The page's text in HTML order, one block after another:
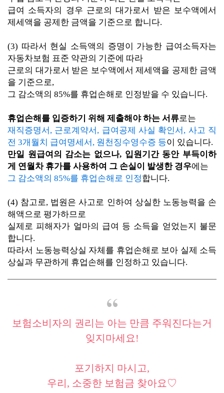
급여 소득자의 경우 근로의 대가로서 받은 보수액에서
제세액을 공제한 금액을 기준으로 합니다.
(3) 따라서 현실 소득액의 증명이 가능한 급여소득자는
자동차보험 표준 약관의 기준에 따라
근로의 대가로서 받은 보수액에서 제세액을 공제한 금액
을 기준으로,
그 감소액의 85%를 휴업손해로 인정받을 수 있습니다.
휴업손해를 입증하기 위해 제출해야 하는 서류로는
재직증명서, 근로계약서, 급여공제 사실 확인서, 사고 직
전 3개월치 급여명세서, 원천징수영수증 등이 있습니다.
만일 원급여의 감소는 없으나, 입원기간 동안 부득이하
게 연월차 휴가를 사용하여 그 손실이 발생한 경우에는
그 감소액의 85%를 휴업손해로 인정합니다.
(4) 참고로, 법원은 사고로 인하여 상실한 노동능력을 손
해액으로 평가하므로
실제로 피해자가 얼마의 급여 등 소득을 얻었는지 불문
합니다.
따라서 노동능력상실 자체를 휴업손해로 보아 실제 소득
상실과 무관하게 휴업손해를 인정하고 있습니다.
보험소비자의 권리는 아는 만큼 주워진다는거
잊지마세요!
포기하지 마시고,
우리, 소중한 보험금 찾아요♡